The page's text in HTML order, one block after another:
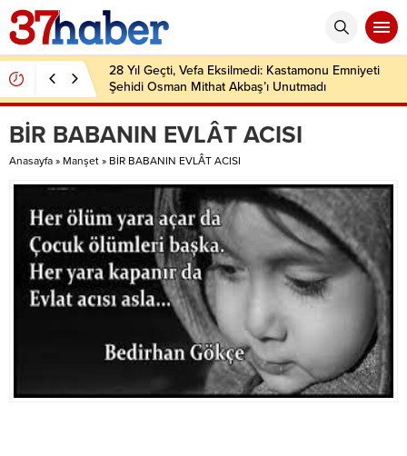
28 Yıl Geçti, Vefa Eksilmedi: Kastamonu Emniyeti
Şehidi Osman Mithat Akbaş’ı Unutmadı
BİR BABANIN EVLÂT ACISI
Anasayfa » Manşet » BİR BABANIN EVLÂT ACISI